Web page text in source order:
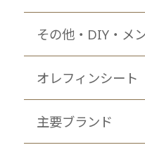
その他・DIY・メ
オレフィンシート
主要ブランド